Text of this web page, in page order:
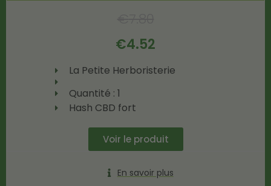
€4.52
La Petite Herboristerie
Quantité : 1
Hash CBD fort
Voir le produit
En savoir plus